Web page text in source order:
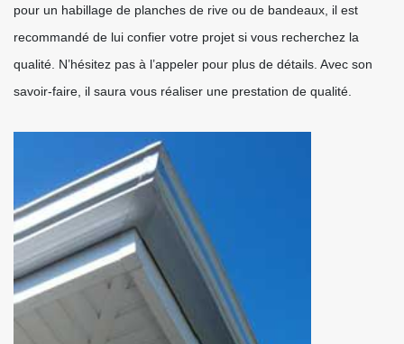
pour un habillage de planches de rive ou de bandeaux, il est
recommandé de lui confier votre projet si vous recherchez la
qualité. N’hésitez pas à l’appeler pour plus de détails. Avec son
savoir-faire, il saura vous réaliser une prestation de qualité.